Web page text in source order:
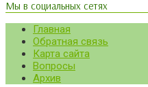
Мы в социальных сетях
Главная
Обратная связь
Карта сайта
Вопросы
Архив